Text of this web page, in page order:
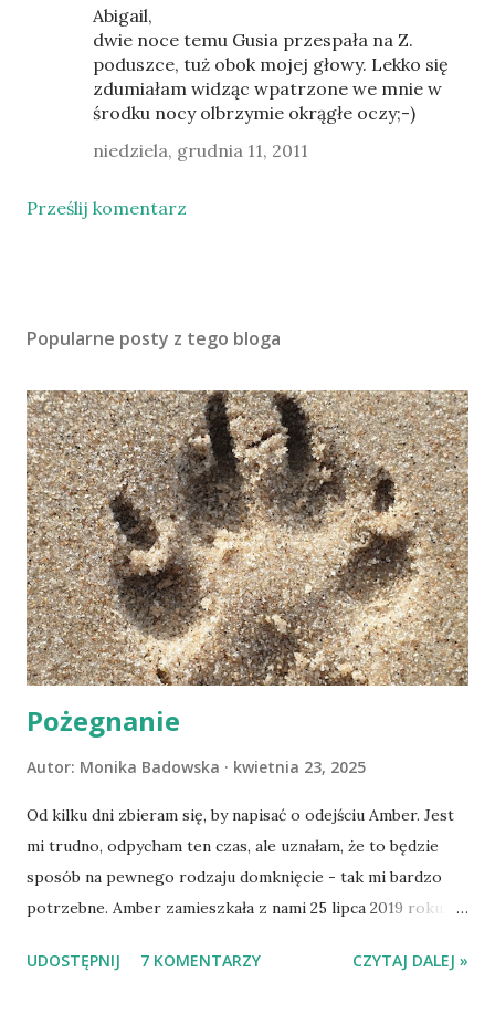
Abigail,
dwie noce temu Gusia przespała na Z.
poduszce, tuż obok mojej głowy. Lekko się
zdumiałam widząc wpatrzone we mnie w
środku nocy olbrzymie okrągłe oczy;-)
niedziela, grudnia 11, 2011
Prześlij komentarz
Popularne posty z tego bloga
Pożegnanie
Autor: Monika Badowska kwietnia 23, 2025
Od kilku dni zbieram się, by napisać o odejściu Amber. Jest
mi trudno, odpycham ten czas, ale uznałam, że to będzie
sposób na pewnego rodzaju domknięcie - tak mi bardzo
potrzebne. Amber zamieszkała z nami 25 lipca 2019 roku.
Mazowieckim, pojechaliśmy na wizytę zapoznawczą, a kilka
UDOSTĘPNIJ 7 KOMENTARZY CZYTAJ DALEJ »